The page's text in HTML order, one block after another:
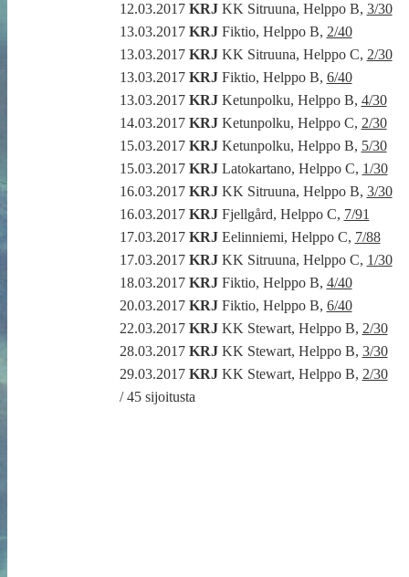
12.03.2017 KRJKK Sitruuna, Helppo B, 3/30
13.03.2017 KRJFiktio, Helppo B, 2/40
13.03.2017 KRJKK Sitruuna, Helppo C, 2/30
13.03.2017 KRJFiktio, Helppo B, 6/40
13.03.2017 KRJKetunpolku, Helppo B, 4/30
14.03.2017 KRJKetunpolku, Helppo C, 2/30
15.03.2017 KRJKetunpolku, Helppo B, 5/30
15.03.2017 KRJLatokartano, Helppo C, 1/30
16.03.2017 KRJKK Sitruuna, Helppo B, 3/30
16.03.2017 KRJFjellgård, Helppo C, 7/91
17.03.2017 KRJEelinniemi, Helppo C, 7/88
17.03.2017 KRJKK Sitruuna, Helppo C, 1/30
18.03.2017 KRJFiktio, Helppo B, 4/40
20.03.2017 KRJFiktio, Helppo B, 6/40
22.03.2017 KRJKK Stewart, Helppo B, 2/30
28.03.2017 KRJKK Stewart, Helppo B, 3/30
29.03.2017 KRJKK Stewart, Helppo B, 2/30
/ 45 sijoitusta